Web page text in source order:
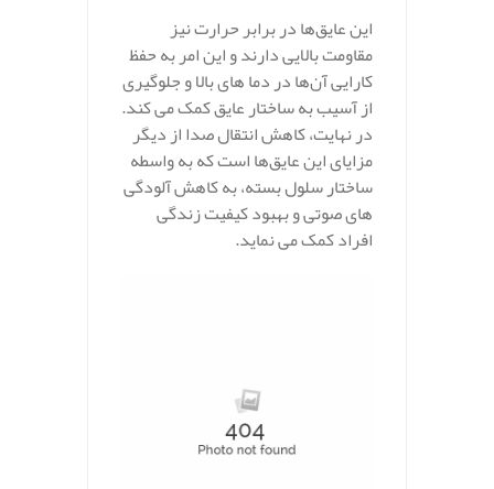
این عایق‌ها در برابر حرارت نیز
مقاومت بالایی دارند و این امر به حفظ
کارایی آن‌ها در دما های بالا و جلوگیری
از آسیب به ساختار عایق کمک می‌ کند.
در نهایت، کاهش انتقال صدا از دیگر
مزایای این عایق‌ها است که به واسطه
ساختار سلول بسته، به کاهش آلودگی‌
های صوتی و بهبود کیفیت زندگی
افراد کمک می‌ نماید.